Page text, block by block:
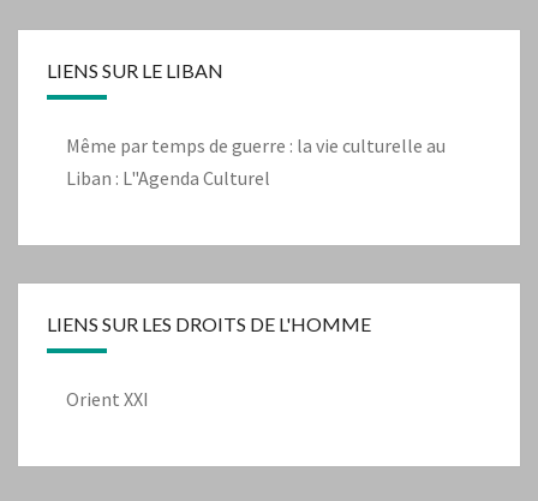
LIENS SUR LE LIBAN
Même par temps de guerre : la vie culturelle au
Liban : L"Agenda Culturel
LIENS SUR LES DROITS DE L'HOMME
Orient XXI